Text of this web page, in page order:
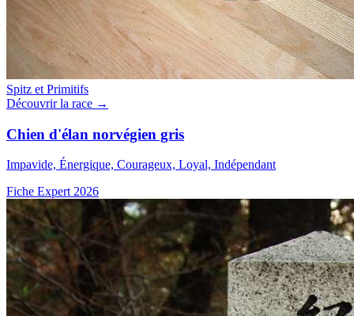
Spitz et Primitifs
Découvrir la race →
Chien d'élan norvégien gris
Impavide, Énergique, Courageux, Loyal, Indépendant
Fiche Expert 2026